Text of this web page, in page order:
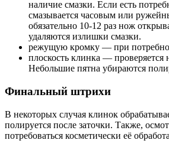
наличие смазки. Если есть
смазывается часовым или
обязательно 10-12 раз нож
удаляются излишки смазки.
режущую кромку — при
плоскость клинка — проверяется
Небольшие пятна убираются
Финальный штрихи
В некоторых случая клинок
полируется после заточки. Также,
потребоваться косметически её